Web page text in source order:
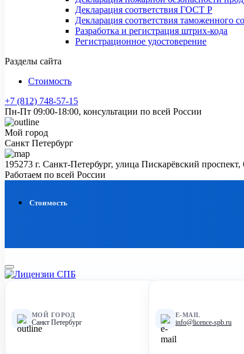
Декларация соответствия ГОСТ Р
Декларация соответствия таможенного
Разработка и регистрация штрих-кода
Регистрационное удостоверение
Разделы сайта
Стоимость
+7 (812) 748-57-15
Пн-Пт 09:00-18:00, консультации по всей России
Мой город
Санкт Петербург
195273 г. Санкт-Петербург, улица Пискарёвский
Работаем по всей России
Стоимость
МОЙ ГОРОД
Санкт Петербург
E-MAIL
info@licence-spb.ru